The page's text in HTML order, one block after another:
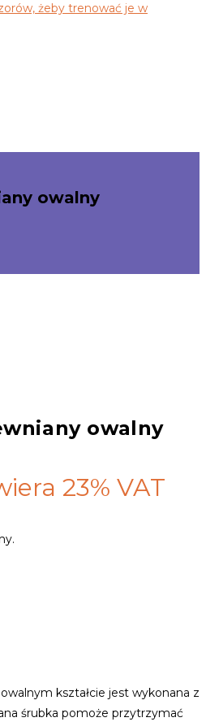
żeby trenować je w
owalny
owalny
23% VAT
kształcie jest wykonana z
śrubka pomoże przytrzymać